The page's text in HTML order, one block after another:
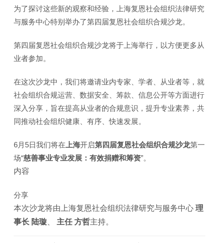
为了探讨这些新的观察和经验，上海复恩社会组织法律研究
与服务中心特别举办了第四届复恩社会组织合规沙龙。
第四届复恩社会组织合规沙龙将于上海举行，以方便更多从
业者参加。
在这次沙龙中，我们将邀请业内专家、学者、从业者等，就
社会组织合规运营、数据安全、筹款、信息公开等方面进行
深入分享，旨在提高从业者的合规意识，提升专业素养，共
同推动社会组织健康、有序、快速发展。
6月5日我们将在 上海开启第四届复恩社会组织合规沙龙第一
场“慈善事业专业发展：有效捐赠和筹资”。
内容
分享
本次沙龙将由上海复恩社会组织法律研究与服务中心 理
事长 陆璇
主任 方哲主持。